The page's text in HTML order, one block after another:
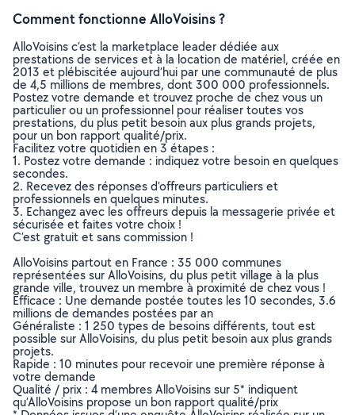
Comment fonctionne AlloVoisins ?
AlloVoisins c’est la marketplace leader dédiée aux
prestations de services et à la location de matériel, créée en
2013 et plébiscitée aujourd’hui par une communauté de plus
de 4,5 millions de membres, dont 300 000 professionnels.
Postez votre demande et trouvez proche de chez vous un
particulier ou un professionnel pour réaliser toutes vos
prestations, du plus petit besoin aux plus grands projets,
pour un bon rapport qualité/prix.
Facilitez votre quotidien en 3 étapes :
1. Postez votre demande : indiquez votre besoin en quelques
secondes.
2. Recevez des réponses d’offreurs particuliers et
professionnels en quelques minutes.
3. Echangez avec les offreurs depuis la messagerie privée et
sécurisée et faites votre choix !
C’est gratuit et sans commission !
AlloVoisins partout en France : 35 000 communes
représentées sur AlloVoisins, du plus petit village à la plus
grande ville, trouvez un membre à proximité de chez vous !
Efficace : Une demande postée toutes les 10 secondes, 3.6
millions de demandes postées par an
Généraliste : 1 250 types de besoins différents, tout est
possible sur AlloVoisins, du plus petit besoin aux plus grands
projets.
Rapide : 10 minutes pour recevoir une première réponse à
votre demande
Qualité / prix : 4 membres AlloVoisins sur 5* indiquent
qu’AlloVoisins propose un bon rapport qualité/prix